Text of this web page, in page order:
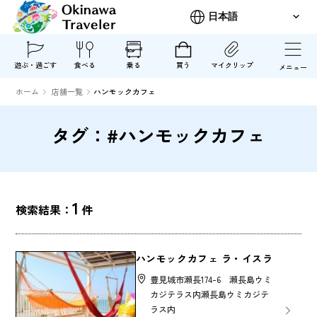
遊ぶ・過ごす 食べる 乗る 買う マイクリップ メニュー
ホーム 店舗一覧 ハンモックカフェ
タグ：#ハンモックカフェ
検索結果：1 件
ハンモックカフェ ラ・イスラ
豊見城市瀬長174-6 瀬長島ウミ
カジテラス内瀬長島ウミカジテ
ラス内